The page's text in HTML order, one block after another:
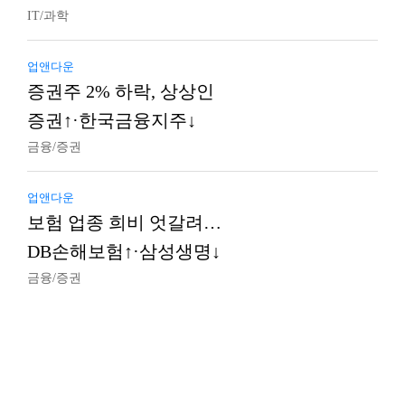
IT/과학
업앤다운
증권주 2% 하락, 상상인
증권↑·한국금융지주↓
금융/증권
업앤다운
보험 업종 희비 엇갈려…
DB손해보험↑·삼성생명↓
금융/증권